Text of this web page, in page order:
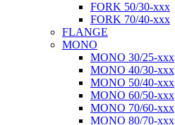
FORK 50/30-xxx
FORK 70/40-xxx
FLANGE
MONO
MONO 30/25-xxx
MONO 40/30-xxx
MONO 50/40-xxx
MONO 60/50-xxx
MONO 70/60-xxx
MONO 80/70-xxx